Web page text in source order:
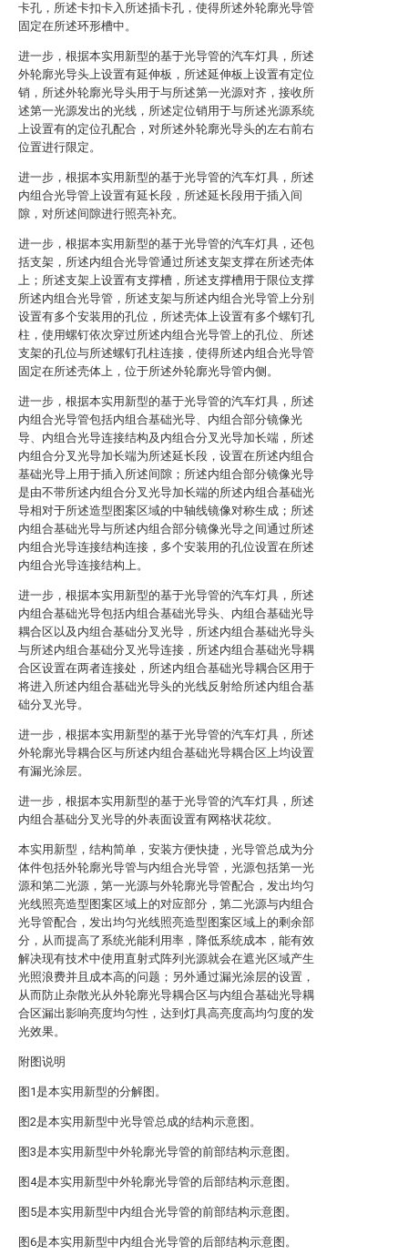
卡孔，所述卡扣卡入所述插卡孔，使得所述外轮廓光导管
固定在所述环形槽中。
进一步，根据本实用新型的基于光导管的汽车灯具，所述
外轮廓光导头上设置有延伸板，所述延伸板上设置有定位
销，所述外轮廓光导头用于与所述第一光源对齐，接收所
述第一光源发出的光线，所述定位销用于与所述光源系统
上设置有的定位孔配合，对所述外轮廓光导头的左右前右
位置进行限定。
进一步，根据本实用新型的基于光导管的汽车灯具，所述
内组合光导管上设置有延长段，所述延长段用于插入间
隙，对所述间隙进行照亮补充。
进一步，根据本实用新型的基于光导管的汽车灯具，还包
括支架，所述内组合光导管通过所述支架支撑在所述壳体
上；所述支架上设置有支撑槽，所述支撑槽用于限位支撑
所述内组合光导管，所述支架与所述内组合光导管上分别
设置有多个安装用的孔位，所述壳体上设置有多个螺钉孔
柱，使用螺钉依次穿过所述内组合光导管上的孔位、所述
支架的孔位与所述螺钉孔柱连接，使得所述内组合光导管
固定在所述壳体上，位于所述外轮廓光导管内侧。
进一步，根据本实用新型的基于光导管的汽车灯具，所述
内组合光导管包括内组合基础光导、内组合部分镜像光
导、内组合光导连接结构及内组合分叉光导加长端，所述
内组合分叉光导加长端为所述延长段，设置在所述内组合
基础光导上用于插入所述间隙；所述内组合部分镜像光导
是由不带所述内组合分叉光导加长端的所述内组合基础光
导相对于所述造型图案区域的中轴线镜像对称生成；所述
内组合基础光导与所述内组合部分镜像光导之间通过所述
内组合光导连接结构连接，多个安装用的孔位设置在所述
内组合光导连接结构上。
进一步，根据本实用新型的基于光导管的汽车灯具，所述
内组合基础光导包括内组合基础光导头、内组合基础光导
耦合区以及内组合基础分叉光导，所述内组合基础光导头
与所述内组合基础分叉光导连接，所述内组合基础光导耦
合区设置在两者连接处，所述内组合基础光导耦合区用于
将进入所述内组合基础光导头的光线反射给所述内组合基
础分叉光导。
进一步，根据本实用新型的基于光导管的汽车灯具，所述
外轮廓光导耦合区与所述内组合基础光导耦合区上均设置
有漏光涂层。
进一步，根据本实用新型的基于光导管的汽车灯具，所述
内组合基础分叉光导的外表面设置有网格状花纹。
本实用新型，结构简单，安装方便快捷，光导管总成为分
体件包括外轮廓光导管与内组合光导管，光源包括第一光
源和第二光源，第一光源与外轮廓光导管配合，发出均匀
光线照亮造型图案区域上的对应部分，第二光源与内组合
光导管配合，发出均匀光线照亮造型图案区域上的剩余部
分，从而提高了系统光能利用率，降低系统成本，能有效
解决现有技术中使用直射式阵列光源就会在遮光区域产生
光照浪费并且成本高的问题；另外通过漏光涂层的设置，
从而防止杂散光从外轮廓光导耦合区与内组合基础光导耦
合区漏出影响亮度均匀性，达到灯具高亮度高均匀度的发
光效果。
附图说明
图1是本实用新型的分解图。
图2是本实用新型中光导管总成的结构示意图。
图3是本实用新型中外轮廓光导管的前部结构示意图。
图4是本实用新型中外轮廓光导管的后部结构示意图。
图5是本实用新型中内组合光导管的前部结构示意图。
图6是本实用新型中内组合光导管的后部结构示意图。